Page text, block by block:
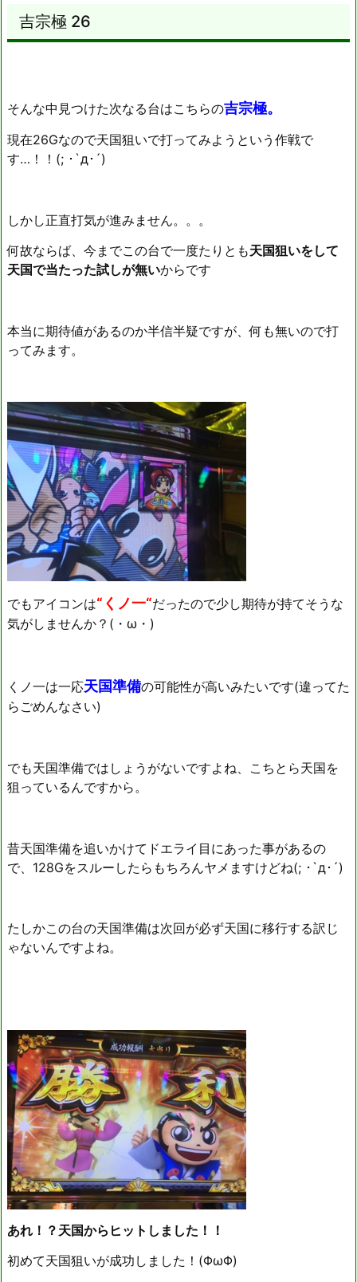
吉宗極 26
そんな中見つけた次なる台はこちらの吉宗極。
現在26Gなので天国狙いで打ってみようという作戦で
す…！！(; ･`д･´)
しかし正直打気が進みません。。。
何故ならば、今までこの台で一度たりとも天国狙いをして
天国で当たった試しが無いからです
本当に期待値があるのか半信半疑ですが、何も無いので打
ってみます。
でもアイコンは“くノ一“だったので少し期待が持てそうな
気がしませんか？(・ω・)
くノ一は一応天国準備の可能性が高いみたいです(違ってた
らごめんなさい)
でも天国準備ではしょうがないですよね、こちとら天国を
狙っているんですから。
昔天国準備を追いかけてドエライ目にあった事があるの
で、128Gをスルーしたらもちろんヤメますけどね(; ･`д･´)
たしかこの台の天国準備は次回が必ず天国に移行する訳じ
ゃないんですよね。
あれ！？天国からヒットしました！！
初めて天国狙いが成功しました！(ΦωΦ)